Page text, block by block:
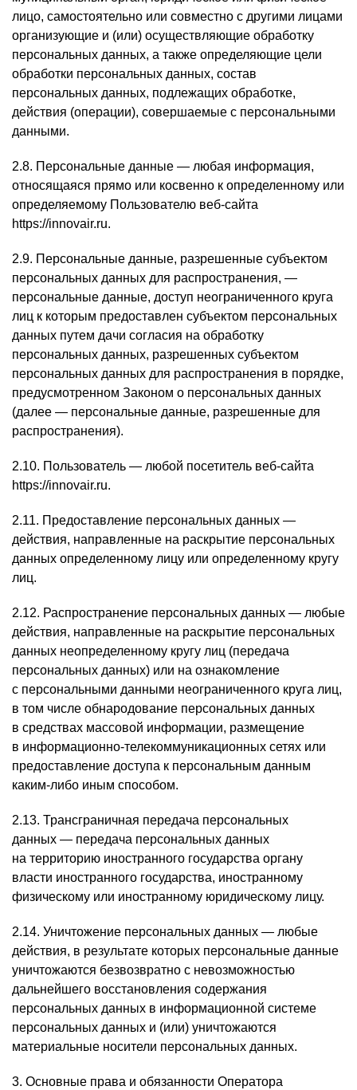
лицо, самостоятельно или совместно с другими лицами
организующие и (или) осуществляющие обработку
персональных данных, а также определяющие цели
обработки персональных данных, состав
персональных данных, подлежащих обработке,
действия (операции), совершаемые с персональными
данными.
2.8. Персональные данные — любая информация,
относящаяся прямо или косвенно к определенному или
определяемому Пользователю веб-сайта
https://innovair.ru.
2.9. Персональные данные, разрешенные субъектом
персональных данных для распространения, —
персональные данные, доступ неограниченного круга
лиц к которым предоставлен субъектом персональных
данных путем дачи согласия на обработку
персональных данных, разрешенных субъектом
персональных данных для распространения в порядке,
предусмотренном Законом о персональных данных
(далее — персональные данные, разрешенные для
распространения).
2.10. Пользователь — любой посетитель веб-сайта
https://innovair.ru.
2.11. Предоставление персональных данных —
действия, направленные на раскрытие персональных
данных определенному лицу или определенному кругу
лиц.
2.12. Распространение персональных данных — любые
действия, направленные на раскрытие персональных
данных неопределенному кругу лиц (передача
персональных данных) или на ознакомление
с персональными данными неограниченного круга лиц,
в том числе обнародование персональных данных
в средствах массовой информации, размещение
в информационно-телекоммуникационных сетях или
предоставление доступа к персональным данным
каким-либо иным способом.
2.13. Трансграничная передача персональных
данных — передача персональных данных
на территорию иностранного государства органу
власти иностранного государства, иностранному
физическому или иностранному юридическому лицу.
2.14. Уничтожение персональных данных — любые
действия, в результате которых персональные данные
уничтожаются безвозвратно с невозможностью
дальнейшего восстановления содержания
персональных данных в информационной системе
персональных данных и (или) уничтожаются
материальные носители персональных данных.
3. Основные права и обязанности Оператора